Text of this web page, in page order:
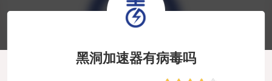
黑洞加速器有病毒吗